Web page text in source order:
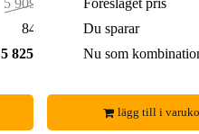
5 909,00 kr
84,00 kr
5 825,00 kr
Föreslaget pris
Du sparar
Nu som
lägg till i